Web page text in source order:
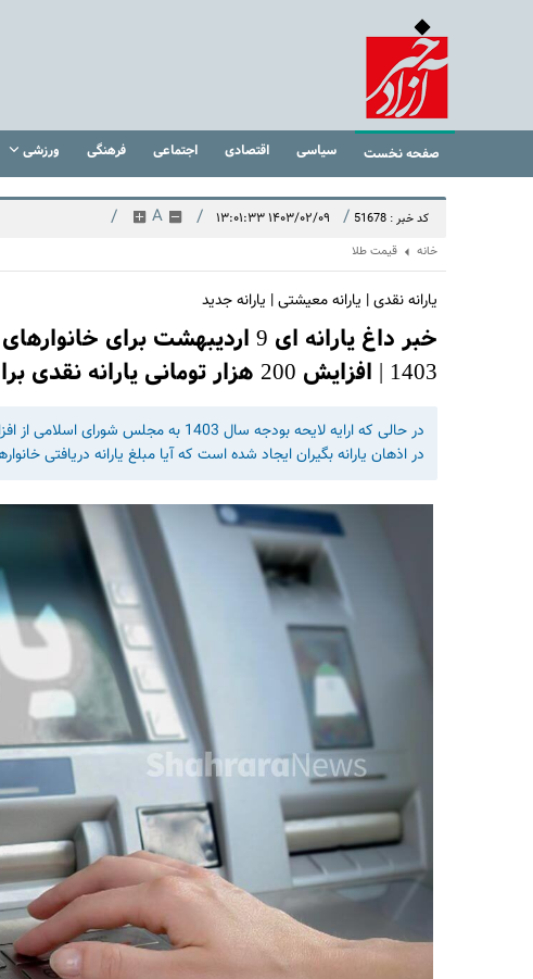
صفحه نخست سیاسی اقتصادی اجتماعی فرهنگی ورزشی
کد خبر : 51678 / ۱۴۰۳/۰۲/۰۹ ۱۳:۰۱:۳۳ /
A
/
خانه قیمت طلا
یارانه نقدی | یارانه معیشتی | یارانه جدید
خبر داغ یارانه ای 9 اردیبهشت
1403 | افزایش 200 هزار تومانی یارانه نقدی برای این دهک ها
در اذهان یارانه بگیران ایجاد شده است که آیا مبلغ یارانه دریافتی